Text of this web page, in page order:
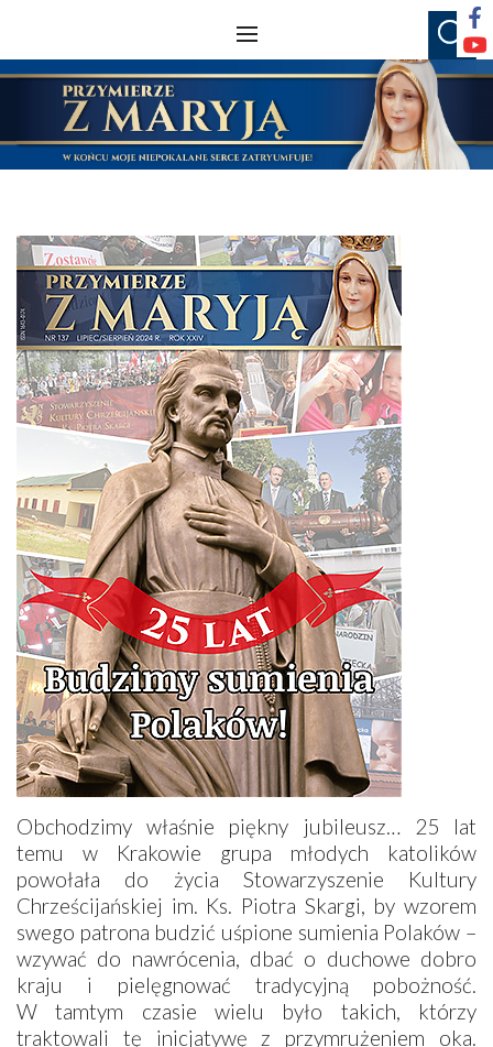
Obchodzimy właśnie piękny jubileusz… 25 lat
temu w Krakowie grupa młodych katolików
powołała do życia Stowarzyszenie Kultury
Chrześcijańskiej im. Ks. Piotra Skargi, by wzorem
swego patrona budzić uśpione sumienia Polaków –
wzywać do nawrócenia, dbać o duchowe dobro
kraju i pielęgnować tradycyjną pobożność.
W tamtym czasie wielu było takich, którzy
traktowali tę inicjatywę z przymrużeniem oka.